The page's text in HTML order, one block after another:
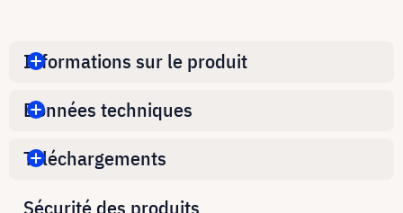
Informations sur le produit
Données techniques
Téléchargements
Sécurité des produits